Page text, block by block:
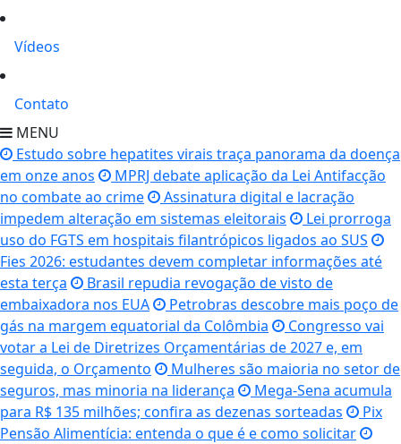
Vídeos
Contato
MENU
Estudo sobre hepatites virais traça panorama da doença
em onze anos
MPRJ debate aplicação da Lei Antifacção
no combate ao crime
Assinatura digital e lacração
impedem alteração em sistemas eleitorais
Lei prorroga
uso do FGTS em hospitais filantrópicos ligados ao SUS
Fies 2026: estudantes devem completar informações até
esta terça
Brasil repudia revogação de visto de
embaixadora nos EUA
Petrobras descobre mais poço de
gás na margem equatorial da Colômbia
Congresso vai
votar a Lei de Diretrizes Orçamentárias de 2027 e, em
seguida, o Orçamento
Mulheres são maioria no setor de
seguros, mas minoria na liderança
Mega-Sena acumula
para R$ 135 milhões; confira as dezenas sorteadas
Pix
Pensão Alimentícia: entenda o que é e como solicitar